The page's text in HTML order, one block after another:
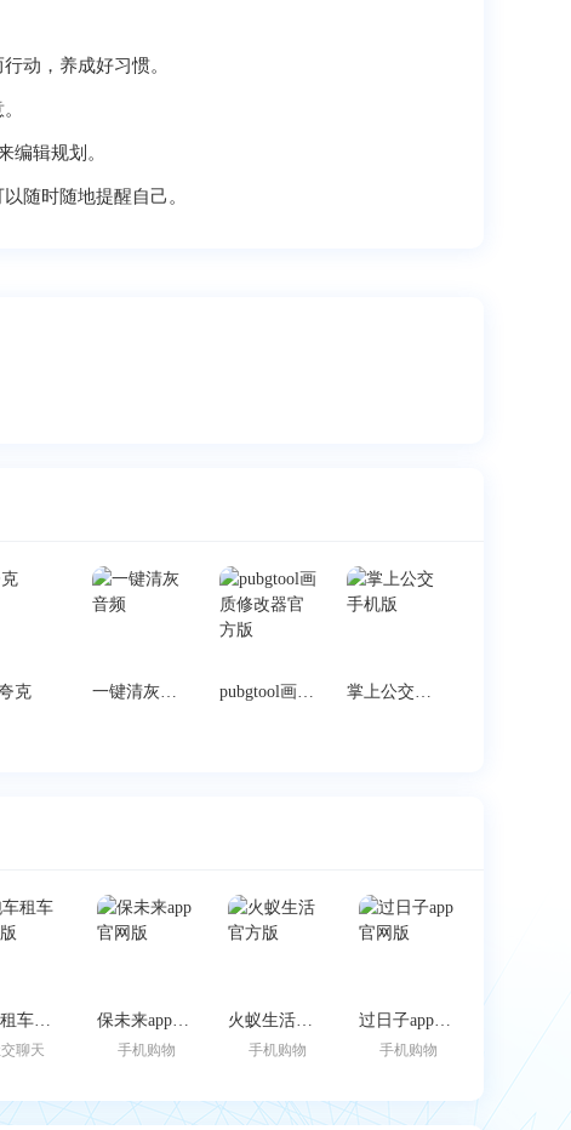
动，养成好习惯。
编辑规划。
随时随地提醒自己。
克 一键清灰音频 pubgtool画质修改器官方版 掌上公交手机版
跑车租车官方版
聊天
保未来app官网版
手机购物
火蚁生活官方版
手机购物
过日子app官网版
手机购物